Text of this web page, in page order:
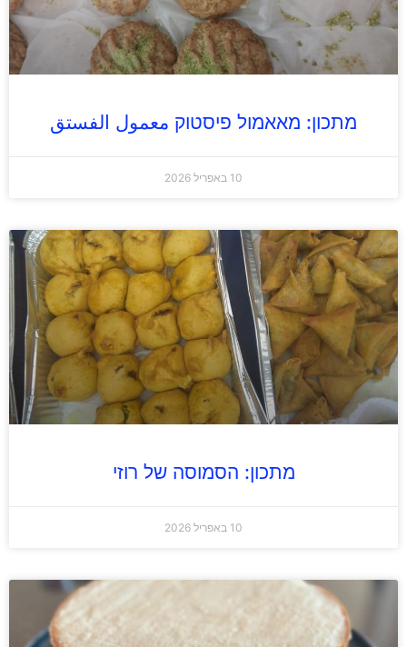
מתכון: מאאמול פיסטוק معمول الفستق
10 באפריל 2026
מתכון: הסמוסה של רוזי
10 באפריל 2026